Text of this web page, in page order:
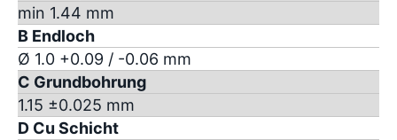
min 1.44 mm
B Endloch
Ø 1.0 +0.09 / -0.06 mm
C Grundbohrung
1.15 ±0.025 mm
D Cu Schicht